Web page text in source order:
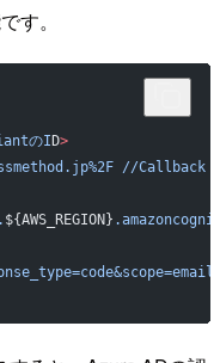
す。
のI D>
//Callback
${AWS_REGION}